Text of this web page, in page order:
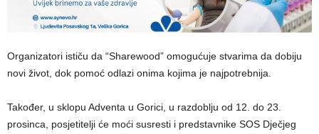
Organizatori ističu da “Sharewood” omogućuje stvarima da dobiju
novi život, dok pomoć odlazi onima kojima je najpotrebnija.
Također, u sklopu Adventa u Gorici, u razdoblju od 12. do 23.
prosinca, posjetitelji će moći susresti i predstavnike SOS Dječjeg